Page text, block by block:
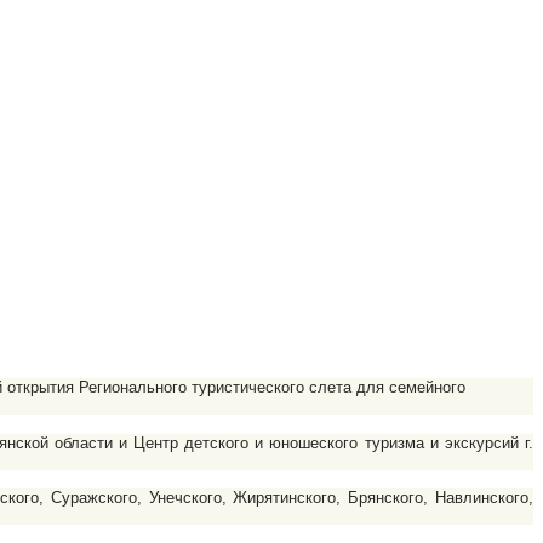
Регионального туристического слета для семейного
области и Центр детского и юношеского туризма и экскурсий г.
Суражского, Унечского, Жирятинского, Брянского, Навлинского,